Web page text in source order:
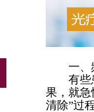
一、
有些患
果，就急
清除”过